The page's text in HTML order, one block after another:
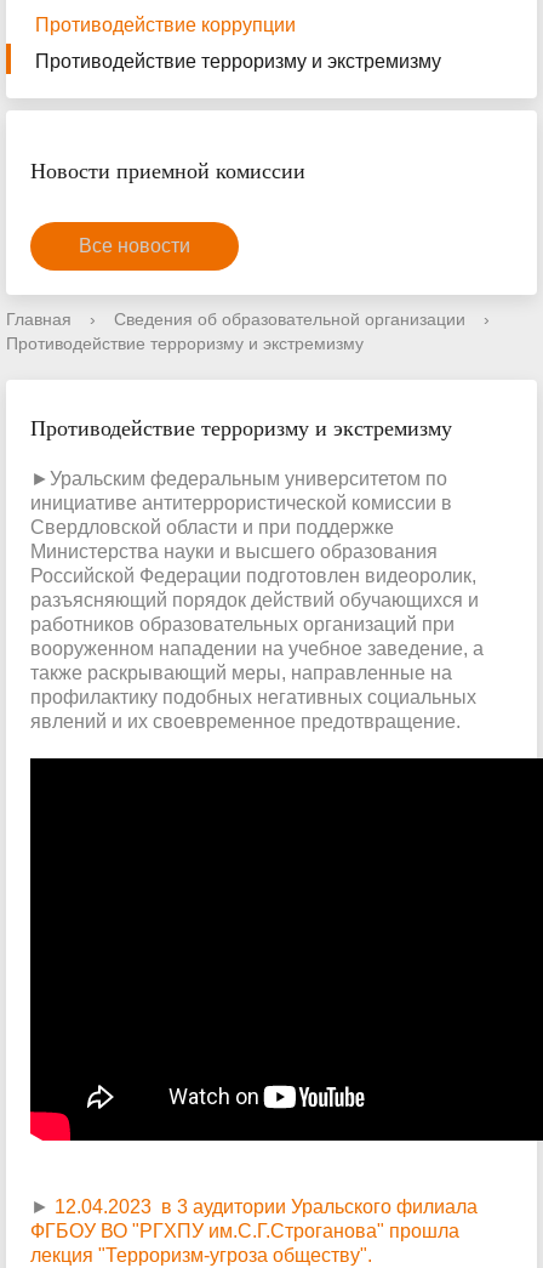
Противодействие коррупции
Противодействие терроризму и экстремизму
Новости приемной комиссии
Все новости
Главная › Сведения об образовательной организации
›
Противодействие терроризму и экстремизму
Противодействие терроризму и экстремизму
►Уральским федеральным университетом по
инициативе антитеррористической комиссии в
Свердловской области и при поддержке
Министерства науки и высшего образования
Российской Федерации подготовлен видеоролик,
разъясняющий порядок действий обучающихся и
работников образовательных организаций при
вооруженном нападении на учебное заведение, а
также раскрывающий меры, направленные на
профилактику подобных негативных социальных
явлений и их своевременное предотвращение.
► 12.04.2023 в 3 аудитории Уральского филиала
ФГБОУ ВО "РГХПУ им.С.Г.Строганова" прошла
лекция "Терроризм-угроза обществу".